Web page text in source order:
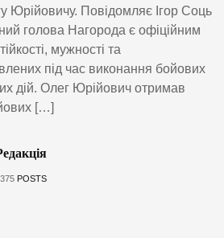
Юрійовичу. Повідомляє Ігор Соць
голова Нагорода є офіційним
мужності та
під час виконання бойових
дій. Олег Юрійович отримав
[…]
POSTS